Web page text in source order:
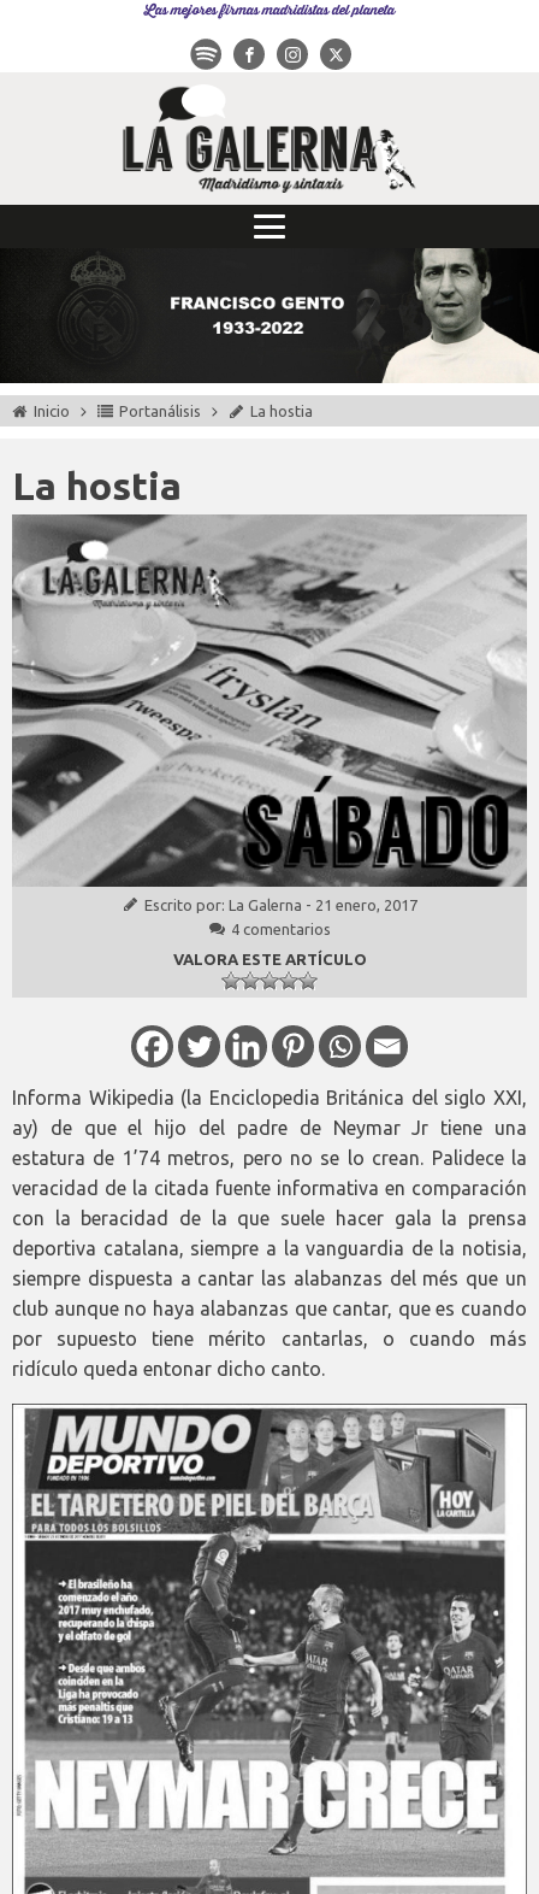
Las mejores firmas madridistas del planeta
Inicio Portanálisis La hostia
La hostia
Escrito por: La Galerna - 21 enero, 2017
4 comentarios
VALORA ESTE ARTÍCULO
Informa Wikipedia (la Enciclopedia Británica del siglo XXI,
ay) de que el hijo del padre de Neymar Jr tiene una
estatura de 1’74 metros, pero no se lo crean. Palidece la
veracidad de la citada fuente informativa en comparación
con la beracidad de la que suele hacer gala la prensa
deportiva catalana, siempre a la vanguardia de la notisia,
siempre dispuesta a cantar las alabanzas del més que un
club aunque no haya alabanzas que cantar, que es cuando
por supuesto tiene mérito cantarlas, o cuando más
ridículo queda entonar dicho canto.